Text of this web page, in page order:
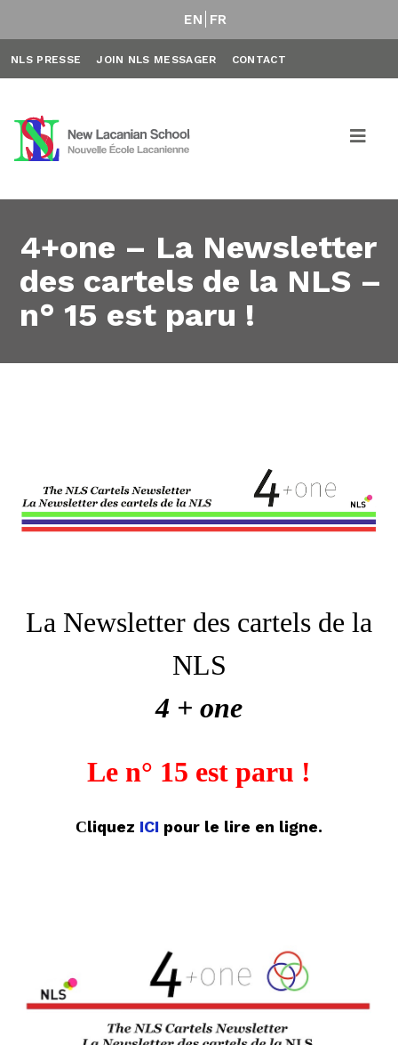
EN FR
NLS PRESSE JOIN NLS MESSAGER CONTACT
4+one – La Newsletter
des cartels de la NLS –
n° 15 est paru !
La Newsletter des cartels de la
NLS
4 + one
Le n° 15 est paru !
Cliquez ICI pour le lire en ligne.